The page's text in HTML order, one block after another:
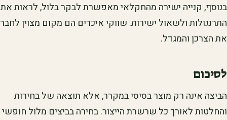
בנוסף, קנייה ישירה מהחקלאי מאפשרת לבקר בלול, לראות את
התרנגולות ולשאול ישירות. שווקי איכרים הם מקום מצוין לחבר
את הצרכן והמגדל.
לסיכום
הביצה אינה רק מוצר בסיסי במקרר, אלא תוצאה של בחירות
והחלטות לאורך כל שרשרת הייצור. בחירה בביצים מלול חופשי